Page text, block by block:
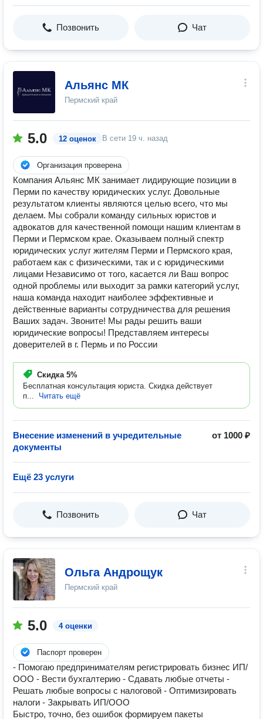
Позвонить Чат
Альянс МК
Пермский край
5.0 12 оценок В сети 19 ч. назад
Организация проверена
Компания Альянс МК занимает лидирующие позиции в
Перми по качеству юридических услуг. Довольные
результатом клиенты являются целью всего, что мы
делаем. Мы собрали команду сильных юристов и
адвокатов для качественной помощи нашим клиентам в
Перми и Пермском крае. Оказываем полный спектр
юридических услуг жителям Перми и Пермского края,
работаем как с физическими, так и с юридическими
лицами Независимо от того, касается ли Ваш вопрос
одной проблемы или выходит за рамки категорий услуг,
наша команда находит наиболее эффективные и
действенные варианты сотрудничества для решения
Ваших задач. Звоните! Мы рады решить ваши
юридические вопросы! Представляем интересы
доверителей в г. Пермь и по России
Скидка 5%
Бесплатная консультация юриста. Скидка действует
п...
Читать ещё
Внесение изменений в учредительные
документы
от 1000 ₽
Ещё 23 услуги
Позвонить Чат
Ольга Андрощук
Пермский край
5.0 4 оценки
Паспорт проверен
- Помогаю предпринимателям регистрировать бизнес ИП/
ООО - Вести бухгалтерию - Сдавать любые отчеты -
Решать любые вопросы с налоговой - Оптимизировать
налоги - Закрывать ИП/ООО
Быстро, точно, без ошибок формируем пакеты